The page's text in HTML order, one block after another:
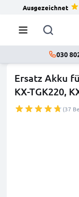
Ausgezeichnet
030
Ersatz Akku
KX-TGK220,
(37